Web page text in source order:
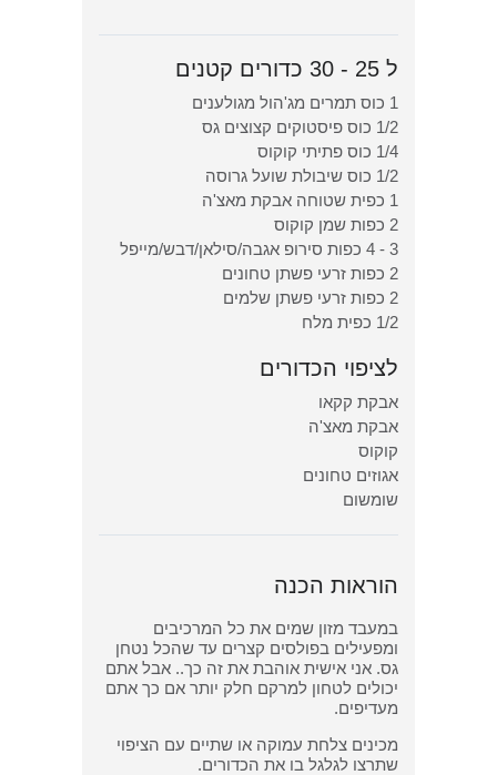
ל 25 - 30 כדורים קטנים
1 כוס תמרים מג'הול מגולענים
1/2 כוס פיסטוקים קצוצים גס
1/4 כוס פתיתי קוקוס
1/2 כוס שיבולת שועל גרוסה
1 כפית שטוחה אבקת מאצ'ה
2 כפות שמן קוקוס
3 - 4 כפות סירופ אגבה/סילאן/דבש/מייפל
2 כפות זרעי פשתן טחונים
2 כפות זרעי פשתן שלמים
1/2 כפית מלח
לציפוי הכדורים
אבקת קקאו
אבקת מאצ'ה
קוקוס
אגוזים טחונים
שומשום
הוראות הכנה
במעבד מזון שמים את כל המרכיבים
ומפעילים בפולסים קצרים עד שהכל נטחן
גס. אני אישית אוהבת את זה כך.. אבל אתם
יכולים לטחון למרקם חלק יותר אם כך אתם
מעדיפים.
מכינים צלחת עמוקה או שתיים עם הציפוי
שתרצו לגלגל בו את הכדורים.